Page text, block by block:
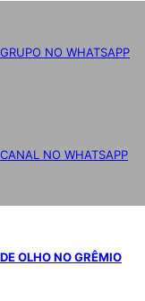
GRUPO NO WHATSAPP
CANAL NO WHATSAPP
DE OLHO NO GRÊMIO